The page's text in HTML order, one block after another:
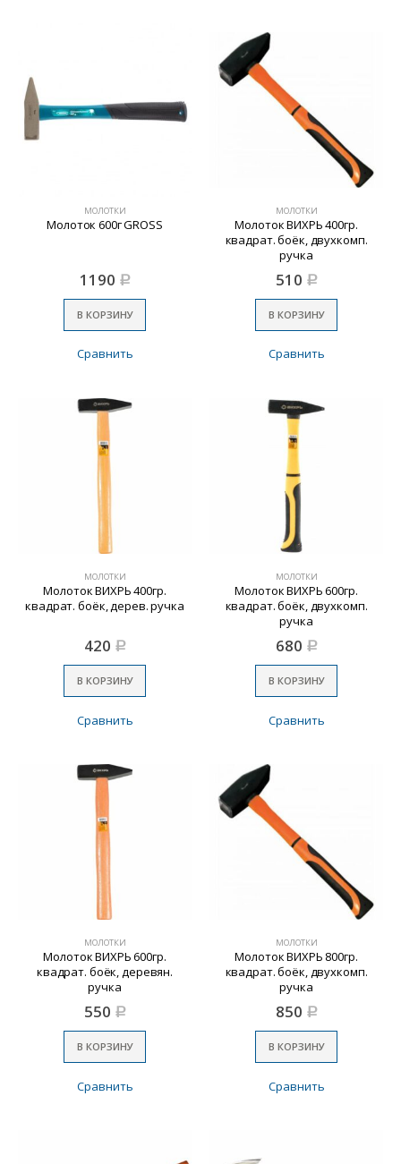
МОЛОТКИ
Молоток 600г GROSS
1190 Р
В КОРЗИНУ
Сравнить
МОЛОТКИ
Молоток ВИХРЬ 400гр.
квадрат. боёк, двухкомп.
ручка
510 Р
В КОРЗИНУ
Сравнить
МОЛОТКИ
Молоток ВИХРЬ 400гр.
квадрат. боёк, дерев. ручка
420 Р
В КОРЗИНУ
Сравнить
МОЛОТКИ
Молоток ВИХРЬ 600гр.
квадрат. боёк, двухкомп.
ручка
680 Р
В КОРЗИНУ
Сравнить
МОЛОТКИ
Молоток ВИХРЬ 600гр.
квадрат. боёк, деревян.
ручка
550 Р
В КОРЗИНУ
Сравнить
МОЛОТКИ
Молоток ВИХРЬ 800гр.
квадрат. боёк, двухкомп.
ручка
850 Р
В КОРЗИНУ
Сравнить